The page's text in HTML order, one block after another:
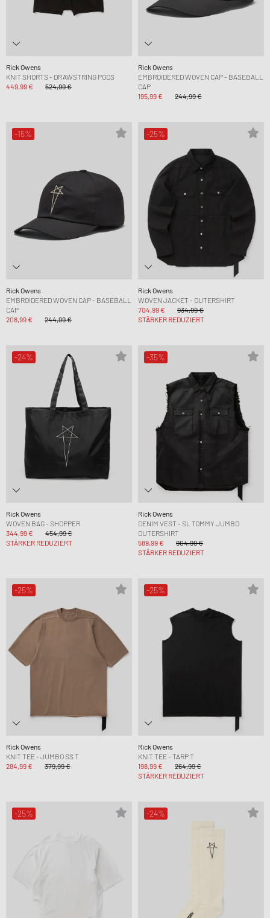
Rick Owens
KNIT SHORTS - DRAWSTRING PODS
449,99 €
524,99 €
Rick Owens
EMBROIDERED WOVEN CAP - BASEBALL
CAP
195,99 €
244,99 €
-15%
Rick Owens
EMBROIDERED WOVEN CAP - BASEBALL
CAP
208,99 €
244,99 €
-25%
Rick Owens
WOVEN JACKET - OUTERSHIRT
704,99 €
934,99 €
STÄRKER REDUZIERT
-24%
Rick Owens
WOVEN BAG - SHOPPER
344,99 €
454,99 €
STÄRKER REDUZIERT
-35%
Rick Owens
DENIM VEST - SL TOMMY JUMBO
OUTERSHIRT
589,99 €
904,99 €
STÄRKER REDUZIERT
-25%
Rick Owens
KNIT TEE - JUMBO SS T
284,99 €
379,99 €
-25%
Rick Owens
KNIT TEE - TARP T
198,99 €
264,99 €
STÄRKER REDUZIERT
-25% -24%